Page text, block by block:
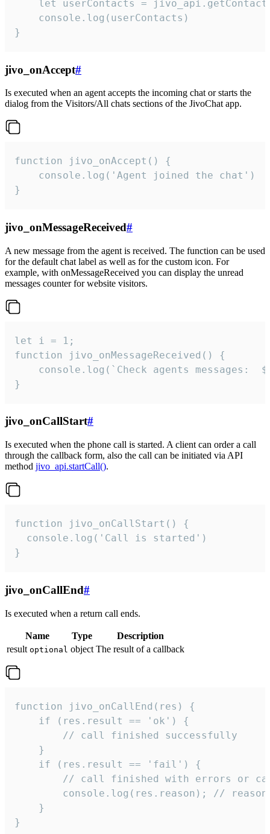
let userContacts =
    console.log(userContacts)
}
jivo_onAccept#
Is executed when an agent accepts the incoming chat or starts the
dialog from the Visitors/All chats sections of the JivoChat app.
function jivo_onAccept() {
}
jivo_onMessageReceived#
A new message from the agent is received. The function can be used
for the default chat label as well as for the custom icon. For
example, with onMessageReceived you can display the unread
messages counter for website visitors.
let i = 1;
function jivo_onMessageReceived() {
}
jivo_onCallStart#
Is executed when the phone call is started. A client can order a call
through the callback form, also the call can be initiated via API
method jivo_api.startCall().
function jivo_onCallStart() {
  console.log('Call is started')
}
jivo_onCallEnd#
Is executed when a return call ends.
Name Type
Description
result optional object The result of a callback
function jivo_onCallEnd(res) {
    if (res.result == 'ok') {
        // call finished successfully
    }
    if (res.result == 'fail') {
// call finished with errors or
console.log(res.reason); //
    }
}